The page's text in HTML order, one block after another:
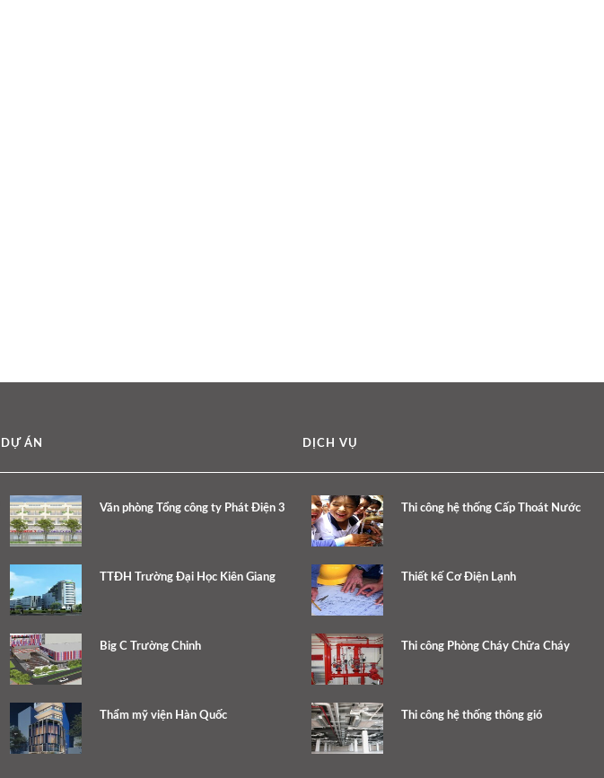
DỰ ÁN
Văn phòng Tổng công ty Phát Điện 3
TTĐH Trường Đại Học Kiên Giang
Big C Trường Chinh
Thẩm mỹ viện Hàn Quốc
DỊCH VỤ
Thi công hệ thống Cấp Thoát Nước
Thiết kế Cơ Điện Lạnh
Thi công Phòng Cháy Chữa Cháy
Thi công hệ thống thông gió